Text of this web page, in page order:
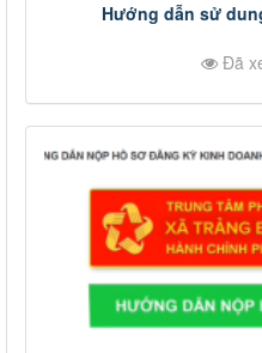
Hướng dẫn sử
Đã